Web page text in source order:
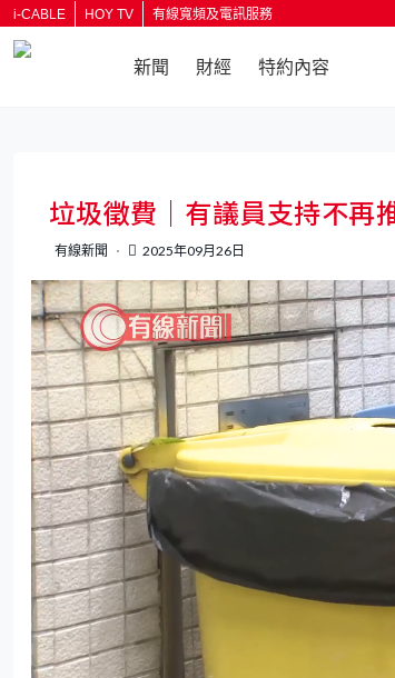
i-CABLE HOY TV 有線寬頻及電訊服務
新聞 財經 特約內容
垃圾徵費｜有議員支持不
有線新聞 2025年09月26日